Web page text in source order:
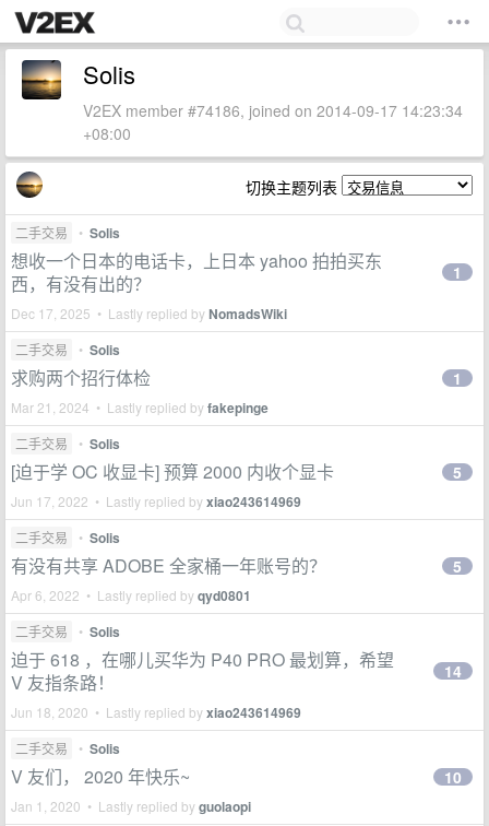
Solis
V2EX member #74186, joined on 2014-09-17 14:23:34
+08:00
切换主题列表
二手交易 • Solis
想收一个日本的电话卡，上日本 yahoo 拍拍买东
西，有没有出的？
Dec 17, 2025 • Lastly replied byNomadsWiki
1
二手交易 • Solis
求购两个招行体检
Mar 21, 2024 • Lastly replied byfakepinge
1
二手交易 • Solis
[迫于学 OC 收显卡] 预算 2000 内收个显卡
Jun 17, 2022 • Lastly replied byxiao243614969
5
二手交易 • Solis
有没有共享 ADOBE 全家桶一年账号的？
Apr 6, 2022 • Lastly replied byqyd0801
5
二手交易 • Solis
迫于 618 ，在哪儿买华为 P40 PRO 最划算，希望
V 友指条路！
Jun 18, 2020 • Lastly replied byxiao243614969
14
二手交易 • Solis
V 友们， 2020 年快乐~
Jan 1, 2020 • Lastly replied byguolaopi
10